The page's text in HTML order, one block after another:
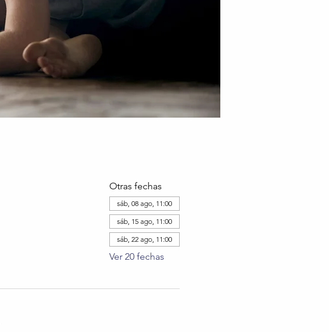
Otras fechas
sáb, 08 ago, 11:00
sáb, 15 ago, 11:00
sáb, 22 ago, 11:00
Ver 20 fechas